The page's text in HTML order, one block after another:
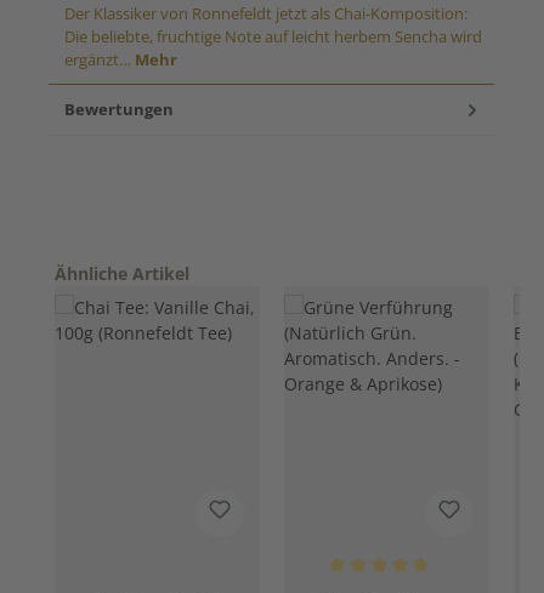
Der Klassiker von Ronnefeldt jetzt als Chai-Komposition:
Die beliebte, fruchtige Note auf leicht herbem Sencha wird
ergänzt… Mehr
Bewertungen
Produktgalerie überspringen
Ähnliche Artikel